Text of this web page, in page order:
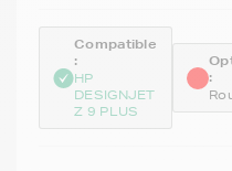
Compatible
:
HP
DESIGNJET
Z 9 PLUS
: